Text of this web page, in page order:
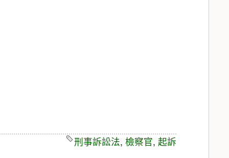
刑事訴訟法, 檢察官, 起訴